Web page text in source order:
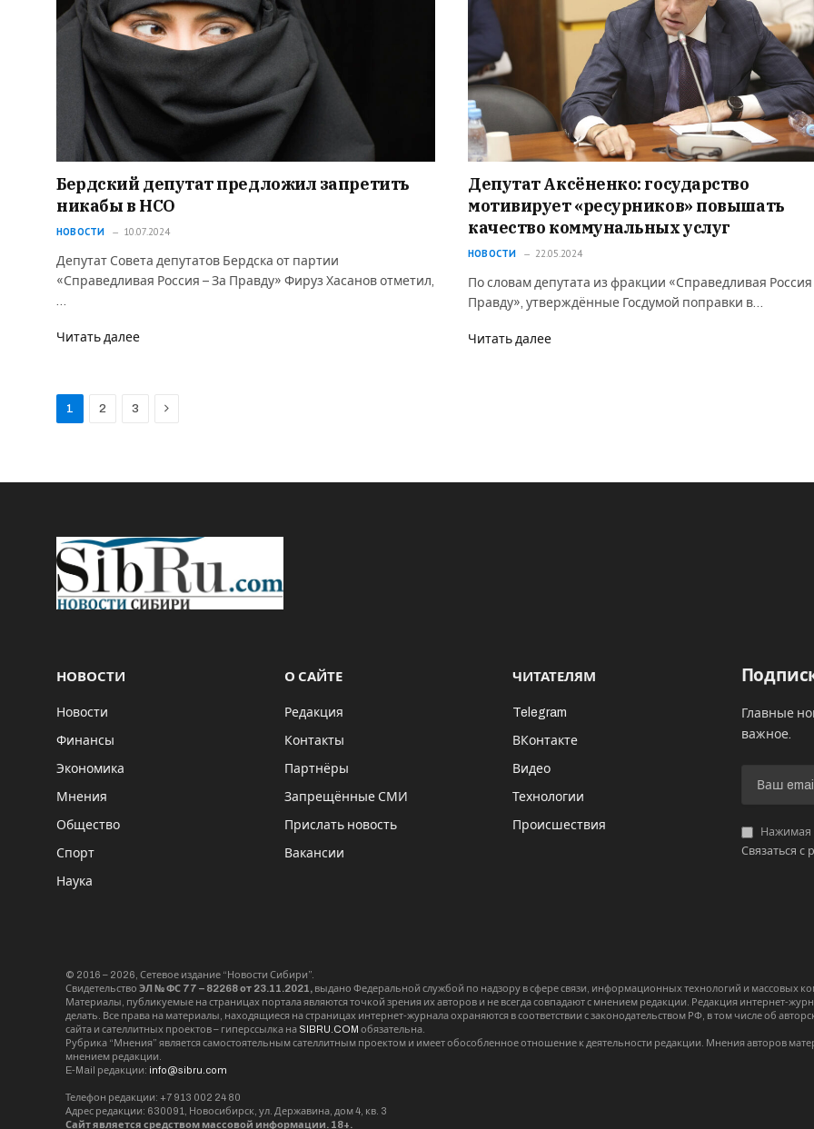
Бердский депутат предложил запретить
никабы в НСО
НОВОСТИ 10.07.2024
Депутат Совета депутатов Бердска от партии
«Справедливая Россия – За Правду» Фируз Хасанов отметил,
…
Читать далее
Депутат Аксёненко: государство
мотивирует «ресурников» повышать
качество коммунальных услуг
НОВОСТИ 22.05.2024
По словам депутата из фракции «Справедливая Россия
Правду», утверждённые Госдумой поправки в…
Читать далее
1 2 3 Next
НОВОСТИ
Новости
Финансы
Экономика
Мнения
Общество
Спорт
Наука
О САЙТЕ
Редакция
Контакты
Партнёры
Запрещённые СМИ
Прислать новость
Вакансии
ЧИТАТЕЛЯМ
Telegram
ВКонтакте
Видео
Технологии
Происшествия
Главные
важное.
Нажимая
Связаться с
© 2016 – 2026, Сетевое издание “Новости Сибири”.
Свидетельство ЭЛ № ФС 77 – 82268 от 23.11.2021, выдано Федеральной службой по надзору в сфере связи, информационных технологий и массовых
Материалы, публикуемые на страницах портала являются точкой зрения их авторов и не всегда совпадают с мнением редакции. Редакция интернет-
делать. Все права на материалы, находящиеся на страницах интернет-журнала охраняются в соответствии с законодательством РФ, в том числе об
сайта и сателлитных проектов – гиперссылка на SIBRU.COM обязательна.
Рубрика “Мнения” является самостоятельным сателлитным проектом и имеет обособленное отношение к деятельности редакции. Мнения авторов
мнением редакции.
E-Mail редакции: info@sibru.com
Телефон редакции: +7 913 002 24 80
Адрес редакции: 630091, Новосибирск, ул. Державина, дом 4, кв. 3
Сайт является средством массовой информации. 18+.